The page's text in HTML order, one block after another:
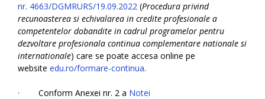
nr. 4663/DGMRURS/19.09.2022 (Procedura privind
recunoasterea si echivalarea in credite profesionale a
competentelor dobandite in cadrul programelor pentru
dezvoltare profesionala continua complementare nationale si
internationale) care se poate accesa online pe
website edu.ro/formare-continua.
· Conform Anexei nr. 2 a Notei